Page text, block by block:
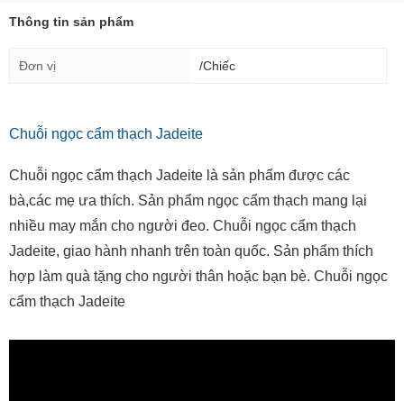
Thông tin sản phẩm
Đơn vị /Chiếc
Chuỗi ngọc cẩm thạch Jadeite
Chuỗi ngọc cẩm thạch Jadeite là sản phẩm được các
bà,các mẹ ưa thích. Sản phẩm ngọc cẩm thạch mang lại
nhiều may mắn cho người đeo. Chuỗi ngọc cẩm thạch
Jadeite, giao hành nhanh trên toàn quốc. Sản phẩm thích
hợp làm quà tặng cho người thân hoặc bạn bè. Chuỗi ngọc
cẩm thạch Jadeite